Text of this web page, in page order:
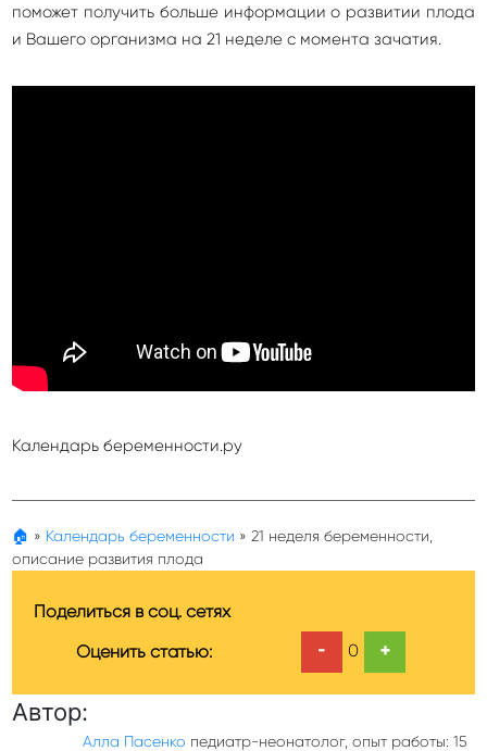
поможет получить больше информации о развитии плода
и Вашего организма на 21 неделе с момента зачатия.
Календарь беременности.ру
🏠 » Календарь беременности » 21 неделя беременности,
описание развития плода
Поделиться в соц. сетях
Оценить статью:
- 0 +
Автор:
Алла Пасенко педиатр-неонатолог, опыт работы: 15